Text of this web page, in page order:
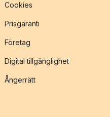
Cookies
Prisgaranti
Företag
Digital tillgänglighet
Ångerrätt